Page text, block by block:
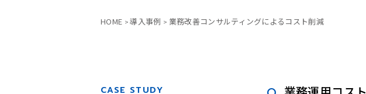
HOME 導入事例 業務改善コンサルティングによるコスト削減
CASE STUDY